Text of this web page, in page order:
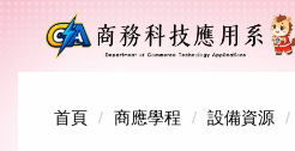
首頁 商應學程 設備資源